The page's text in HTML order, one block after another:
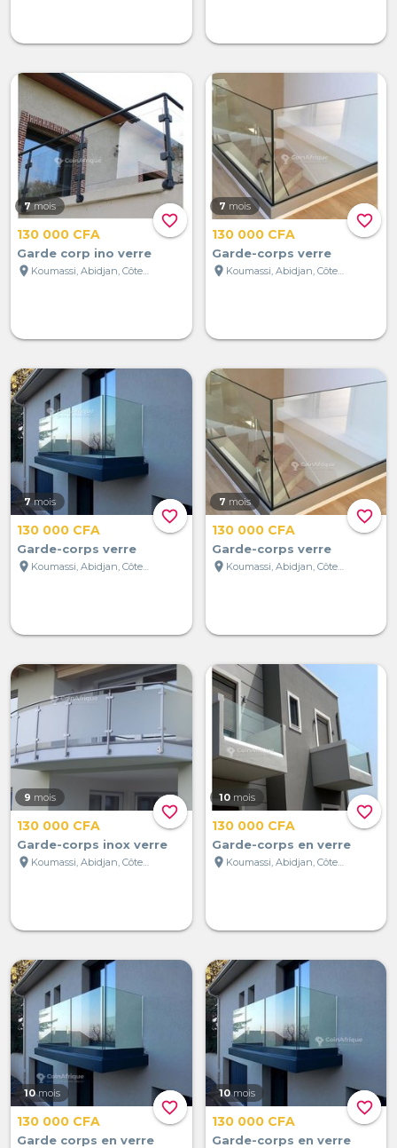
favorite_border
7 mois
130 000 CFA
Garde corp ino verre
location_on
Koumassi, Abidjan, Côte d'Ivoire
favorite_border
7 mois
130 000 CFA
Garde-corps verre
location_on
Koumassi, Abidjan, Côte d'Ivoire
favorite_border
7 mois
130 000 CFA
Garde-corps verre
location_on
Koumassi, Abidjan, Côte d'Ivoire
favorite_border
7 mois
130 000 CFA
Garde-corps verre
location_on
Koumassi, Abidjan, Côte d'Ivoire
favorite_border
9 mois
130 000 CFA
Garde-corps inox verre
location_on
Koumassi, Abidjan, Côte d'Ivoire
favorite_border
10 mois
130 000 CFA
Garde-corps en verre
location_on
Koumassi, Abidjan, Côte d'Ivoire
favorite_border
10 mois
130 000 CFA
Garde corps en verre
favorite_border
10 mois
130 000 CFA
Garde-corps en verre